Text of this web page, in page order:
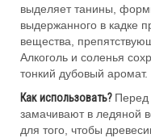
выделяет танины,
выдержанного в кадке
вещества,
Алкоголь и соленья
тонкий дубовый аромат.
Как использовать? Перед
замачивают в ледяной
для того, чтобы